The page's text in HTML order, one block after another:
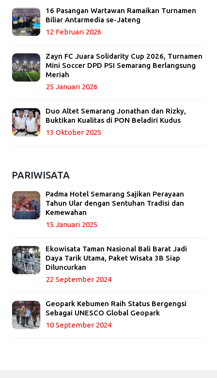
16 Pasangan Wartawan Ramaikan Turnamen
Biliar Antarmedia se-Jateng
12 Februari 2026
Zayn FC Juara Solidarity Cup 2026, Turnamen
Mini Soccer DPD PSI Semarang Berlangsung
Meriah
25 Januari 2026
Duo Altet Semarang Jonathan dan Rizky,
Buktikan Kualitas di PON Beladiri Kudus
13 Oktober 2025
PARIWISATA
Padma Hotel Semarang Sajikan Perayaan
Tahun Ular dengan Sentuhan Tradisi dan
Kemewahan
15 Januari 2025
Ekowisata Taman Nasional Bali Barat Jadi
Daya Tarik Utama, Paket Wisata 3B Siap
Diluncurkan
22 September 2024
Geopark Kebumen Raih Status Bergengsi
Sebagai UNESCO Global Geopark
10 September 2024